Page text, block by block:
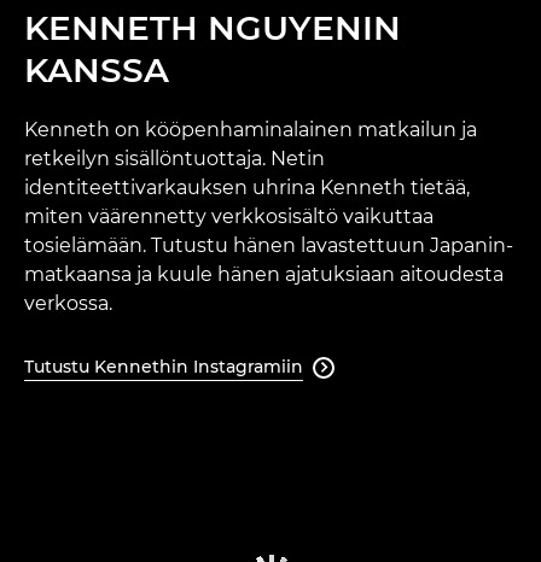
KENNETH NGUYENIN
KANSSA
Kenneth on kööpenhaminalainen matkailun ja
retkeilyn sisällöntuottaja. Netin
identiteettivarkauksen uhrina Kenneth tietää,
miten väärennetty verkkosisältö vaikuttaa
tosielämään. Tutustu hänen lavastettuun Japanin-
matkaansa ja kuule hänen ajatuksiaan aitoudesta
verkossa.
Tutustu Kennethin Instagramiin 